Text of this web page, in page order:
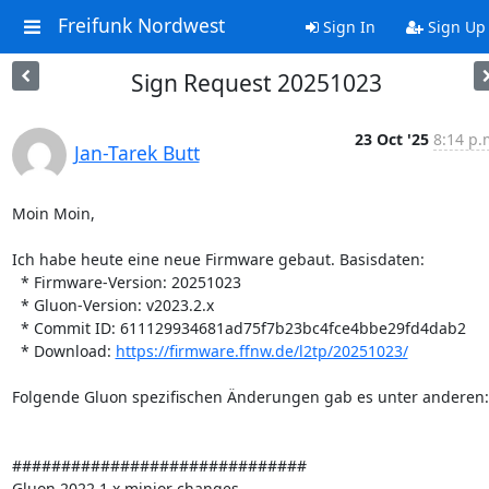
Freifunk Nordwest Sign In Sign Up
Sign Request 20251023
Jan-Tarek Butt
23 Oct '25 8:14
Moin Moin,
Ich habe heute eine neue Firmware gebaut. Basisdaten:
  * Download:
https://firmware.ffnw.de/l2tp/20251023/
Folgende Gluon spezifischen Änderungen gab es unter anderen:
##############################